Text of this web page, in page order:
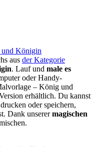
Königin
aus der Kategorie
. Lauf und male es
oder Handy-
– König und
erhältlich. Du kannst
oder speichern,
Dank unserermagischen